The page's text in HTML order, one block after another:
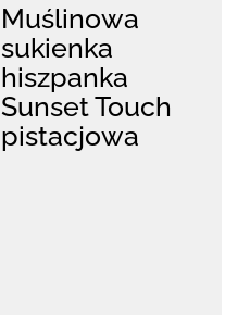
Muślinowa
sukienka
hiszpanka
Sunset Touch
pistacjowa